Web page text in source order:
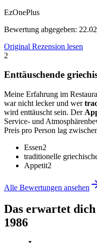
EzOnePlus
Bewertung abgegeben:
Original Rezension lesen
2
Enttäuschende
Meine Erfahrung im
war nicht lecker und wer
wird enttäuscht sein. Der
Service- und
Preis pro Person lag
Essen2
traditionelle
Appetit2
Alle Bewertungen ansehen
Das erwartet
1986